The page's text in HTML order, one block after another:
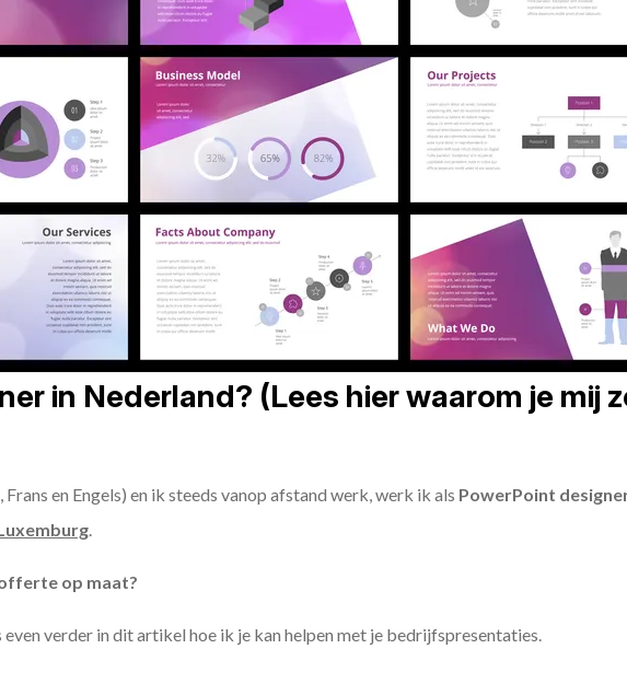
in Nederland? (Lees hier waarom je mij
en Engels) en ik steeds vanop afstand werk, werk ik als PowerPoint
.
op maat?
verder in dit artikel hoe ik je kan helpen met je bedrijfspresentaties.